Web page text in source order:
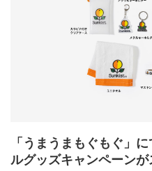
「うまうまもぐもぐ」
ルグッズキャンペーンが